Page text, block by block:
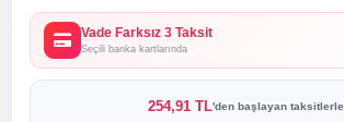
Vade Farksız 3 Taksit
Seçili banka kartlarında
254,91 TL'den başlayan taksitlerle